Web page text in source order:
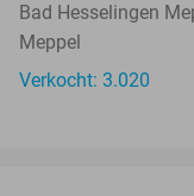
Bad Hesselingen
Meppel
Verkocht: 3.020